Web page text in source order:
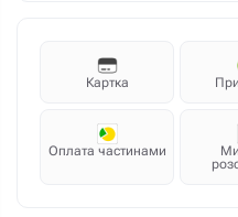
Картка
Оплата частинами